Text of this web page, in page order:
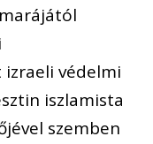
izraeli védelmi
iszlamista
szemben